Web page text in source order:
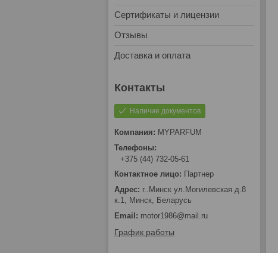
Сертификаты и лицензии
Отзывы
Доставка и оплата
Наличие документов
MYPARFUM
+375 (44) 732-05-61
Партнер
г..Минск ул.Могилевская д.8
к.1, Минск, Беларусь
motor1986@mail.ru
График работы